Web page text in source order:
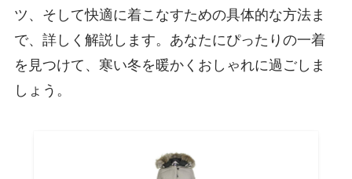
ツ、そして快適に着こなすための具体的な方法ま
で、詳しく解説します。あなたにぴったりの一着
を見つけて、寒い冬を暖かくおしゃれに過ごしま
しょう。